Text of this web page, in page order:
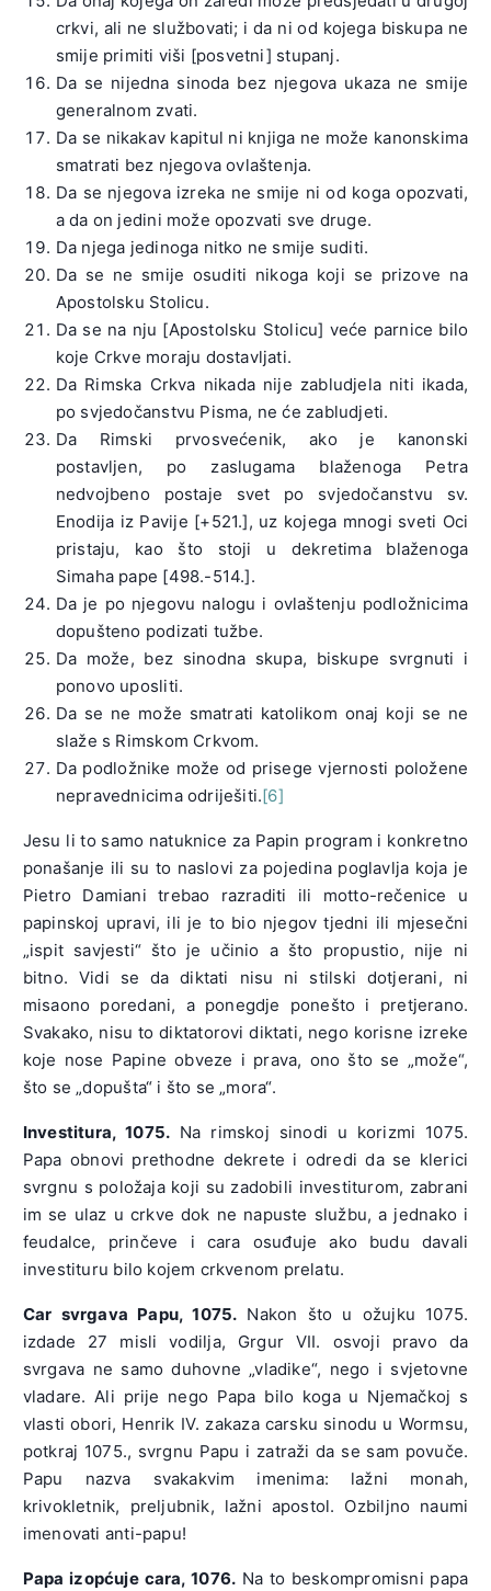
crkvi, ali ne službovati; i da ni od kojega biskupa ne
smije primiti viši [posvetni] stupanj.
Da se nijedna sinoda bez njegova ukaza ne smije
generalnom zvati.
Da se nikakav kapitul ni knjiga ne može kanonskima
smatrati bez njegova ovlaštenja.
Da se njegova izreka ne smije ni od koga opozvati,
a da on jedini može opozvati sve druge.
Da njega jedinoga nitko ne smije suditi.
Da se ne smije osuditi nikoga koji se prizove na
Apostolsku Stolicu.
Da se na nju [Apostolsku Stolicu] veće parnice bilo
koje Crkve moraju dostavljati.
Da Rimska Crkva nikada nije zabludjela niti ikada,
po svjedočanstvu Pisma, ne će zabludjeti.
Da Rimski prvosvećenik, ako je kanonski
postavljen, po zaslugama blaženoga Petra
nedvojbeno postaje svet po svjedočanstvu sv.
Enodija iz Pavije [+521.], uz kojega mnogi sveti Oci
pristaju, kao što stoji u dekretima blaženoga
Simaha pape [498.-514.].
Da je po njegovu nalogu i ovlaštenju podložnicima
dopušteno podizati tužbe.
Da može, bez sinodna skupa, biskupe svrgnuti i
ponovo uposliti.
Da se ne može smatrati katolikom onaj koji se ne
slaže s Rimskom Crkvom.
Da podložnike može od prisege vjernosti položene
nepravednicima odriješiti.[6]
Jesu li to samo natuknice za Papin program i konkretno
ponašanje ili su to naslovi za pojedina poglavlja koja je
Pietro Damiani trebao razraditi ili motto-rečenice u
papinskoj upravi, ili je to bio njegov tjedni ili mjesečni
„ispit savjesti“ što je učinio a što propustio, nije ni
bitno. Vidi se da diktati nisu ni stilski dotjerani, ni
misaono poredani, a ponegdje ponešto i pretjerano.
Svakako, nisu to diktatorovi diktati, nego korisne izreke
koje nose Papine obveze i prava, ono što se „može“,
što se „dopušta“ i što se „mora“.
Investitura, 1075. Na rimskoj sinodi u korizmi 1075.
Papa obnovi prethodne dekrete i odredi da se klerici
svrgnu s položaja koji su zadobili investiturom, zabrani
im se ulaz u crkve dok ne napuste službu, a jednako i
feudalce, prinčeve i cara osuđuje ako budu davali
investituru bilo kojem crkvenom prelatu.
Car svrgava Papu, 1075. Nakon što u ožujku 1075.
izdade 27 misli vodilja, Grgur VII. osvoji pravo da
svrgava ne samo duhovne „vladike“, nego i svjetovne
vladare. Ali prije nego Papa bilo koga u Njemačkoj s
vlasti obori, Henrik IV. zakaza carsku sinodu u Wormsu,
potkraj 1075., svrgnu Papu i zatraži da se sam povuče.
Papu nazva svakakvim imenima: lažni monah,
krivokletnik, preljubnik, lažni apostol. Ozbiljno naumi
imenovati anti-papu!
Papa izopćuje cara, 1076. Na to beskompromisni papa